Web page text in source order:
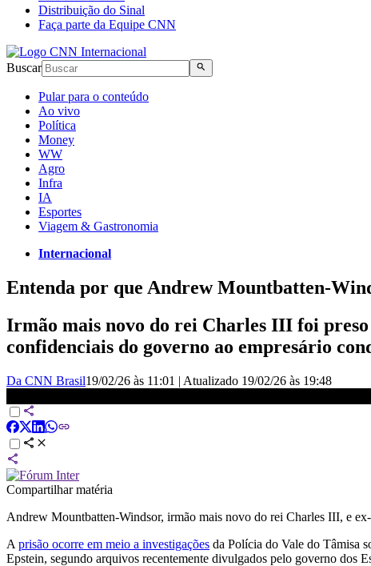
Distribuição do Sinal
Faça parte da Equipe CNN
Buscar
Pular para o conteúdo
Ao vivo
Política
Money
WW
Agro
Infra
IA
Esportes
Viagem & Gastronomia
Internacional
Entenda por que Andrew Mountbatten-
Irmão mais novo do rei Charles III foi preso
confidenciais do governo ao empresário
Da CNN Brasil19/02/26 às 11:01 | Atualizado 19/02/26 às 19:48
Compartilhar matéria
Andrew Mountbatten-Windsor, irmão mais novo do rei Charles III, e
A prisão ocorre em meio a investigações da Polícia do Vale do Tâmisa
Epstein, segundo arquivos recentemente divulgados pelo governo dos